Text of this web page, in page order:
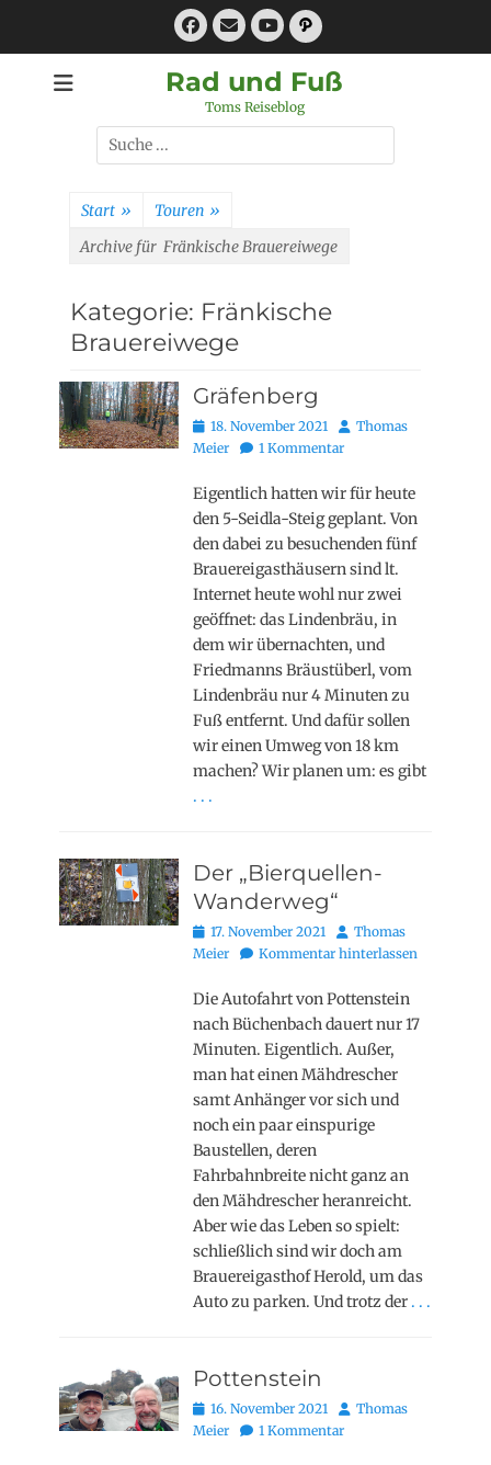
Facebook
E-
MailYouTube
Pfad
Rad und Fuß
Toms Reiseblog
Suchen
nach:
Start » Touren »
Archive für Fränkische Brauereiwege
Kategorie: Fränkische
Brauereiwege
Gräfenberg
Posted
on
18. November 2021 AutorThomas
Meier
1 Kommentar
Eigentlich hatten wir für heute
den 5-Seidla-Steig geplant. Von
den dabei zu besuchenden fünf
Brauereigasthäusern sind lt.
Internet heute wohl nur zwei
geöffnet: das Lindenbräu, in
dem wir übernachten, und
Friedmanns Bräustüberl, vom
Lindenbräu nur 4 Minuten zu
Fuß entfernt. Und dafür sollen
wir einen Umweg von 18 km
machen? Wir planen um: es gibt
. . .
Der „Bierquellen-
Wanderweg“
Posted
on
17. November 2021 AutorThomas
Meier
Kommentar hinterlassen
Die Autofahrt von Pottenstein
nach Büchenbach dauert nur 17
Minuten. Eigentlich. Außer,
man hat einen Mähdrescher
samt Anhänger vor sich und
noch ein paar einspurige
Baustellen, deren
Fahrbahnbreite nicht ganz an
den Mähdrescher heranreicht.
Aber wie das Leben so spielt:
schließlich sind wir doch am
Brauereigasthof Herold, um das
Auto zu parken. Und trotz der . . .
Pottenstein
Posted
on
16. November 2021 AutorThomas
Meier
1 Kommentar